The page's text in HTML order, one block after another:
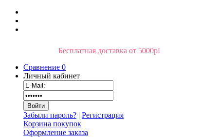
Бесплатная доставка от 5000р!
Сравнение 0
Личный кабинет
Забыли пароль? | Регистрация
Корзина покупок
Оформление заказа